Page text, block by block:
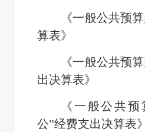
《一般公共预
算表》
《一般公共预
出决算表》
《一般公共
公”经费支出决算表》